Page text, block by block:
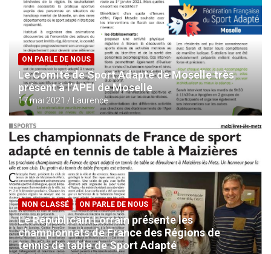
ON PARLE DE NOUS
Le Comité de Sport Adapté de Moselle très
présent à l’APEI de Moselle
17 mai 2021 Laurence
NON CLASSÉ ON PARLE DE NOUS
Le Républicain Lorrain présente les
championnats de France des Régions de
tennis de table de Sport Adapté